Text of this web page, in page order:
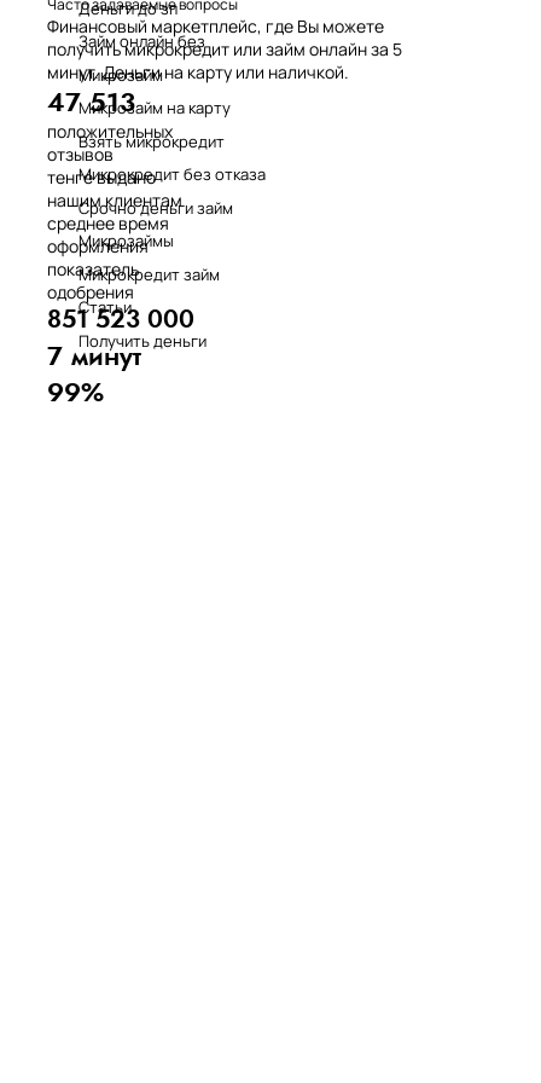
Деньги до зп
Займ онлайн без
Микрозайм
Микрозайм на карту
Взять микрокредит
Микрокредит без отказа
Срочно деньги займ
Микрозаймы
Микрокредит займ
Статьи
Получить деньги
Часто задаваемые вопросы
Финансовый маркетплейс, где Вы можете
получить микрокредит или займ онлайн за 5
минут. Деньги на карту или наличкой.
47 513
положительных
отзывов
тенге выдано
нашим клиентам
среднее время
оформления
показатель
одобрения
851 523 000
7 минут
99%